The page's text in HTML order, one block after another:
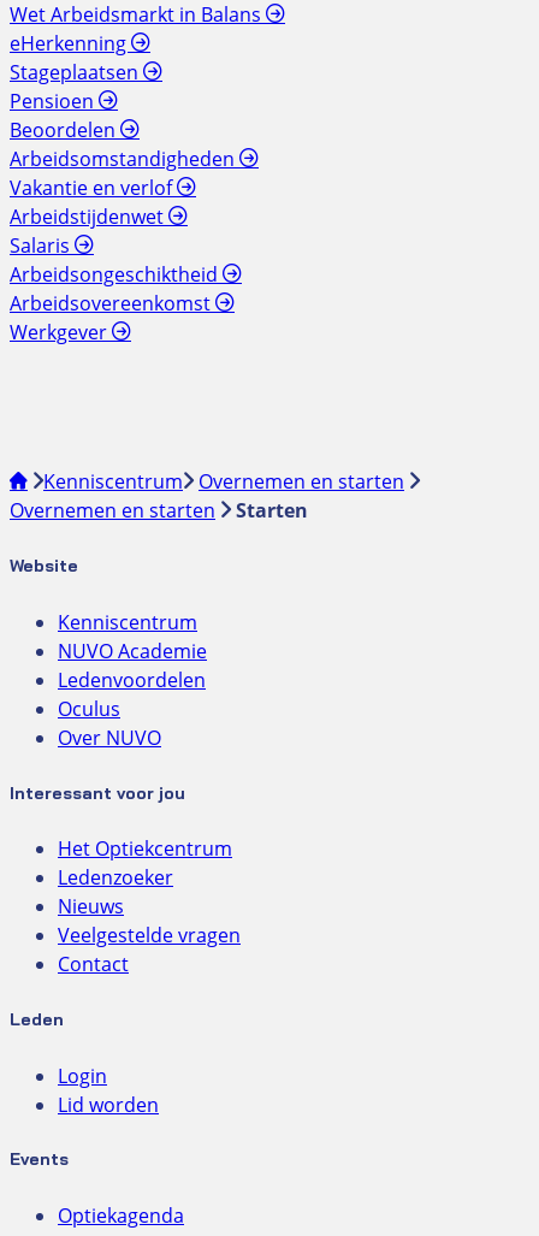
Wet Arbeidsmarkt in Balans
eHerkenning
Stageplaatsen
Pensioen
Beoordelen
Arbeidsomstandigheden
Vakantie en verlof
Arbeidstijdenwet
Salaris
Arbeidsongeschiktheid
Arbeidsovereenkomst
Werkgever
Kenniscentrum
Overnemen en starten
Overnemen en starten
Starten
Website
Kenniscentrum
NUVO Academie
Ledenvoordelen
Oculus
Over NUVO
Interessant voor jou
Het Optiekcentrum
Ledenzoeker
Nieuws
Veelgestelde vragen
Contact
Leden
Login
Lid worden
Events
Optiekagenda